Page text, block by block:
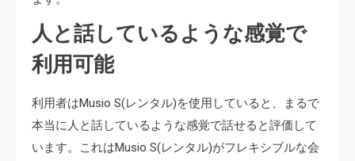
人と話しているような感覚で
利用可能
利用者はMusio S(レンタル)を使用していると、まるで
本当に人と話しているような感覚で話せると評価して
います。これはMusio S(レンタル)がフレキシブルな会